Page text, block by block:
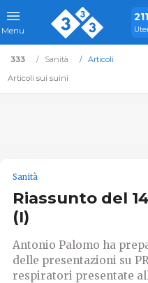
Menu
333 Sanità
Articoli
Articoli sui suini
Sanità
Riassunto del
(I)
Antonio Palomo ha
delle presentazioni su
respiratori presentate